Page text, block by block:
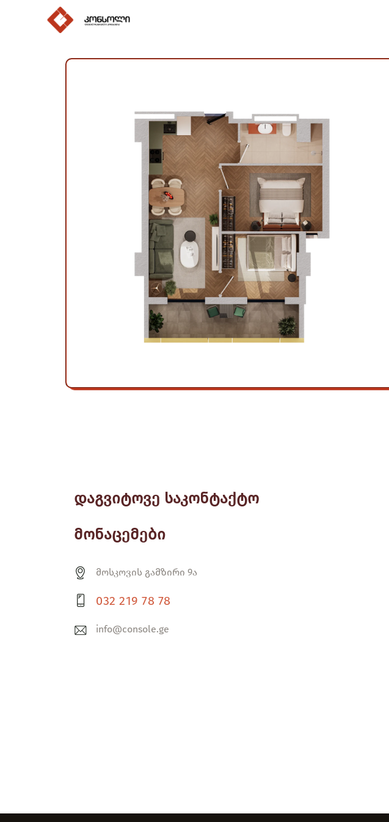
დაგვიტოვე საკონტაქტო
მონაცემები
მოსკოვის გამზირი 9ა
032 219 78 78
info@console.ge